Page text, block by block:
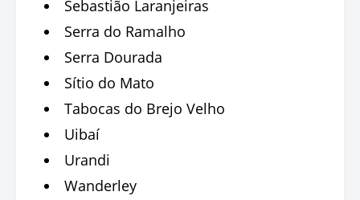
Sebastião Laranjeiras
Serra do Ramalho
Serra Dourada
Sítio do Mato
Tabocas do Brejo Velho
Uibaí
Urandi
Wanderley